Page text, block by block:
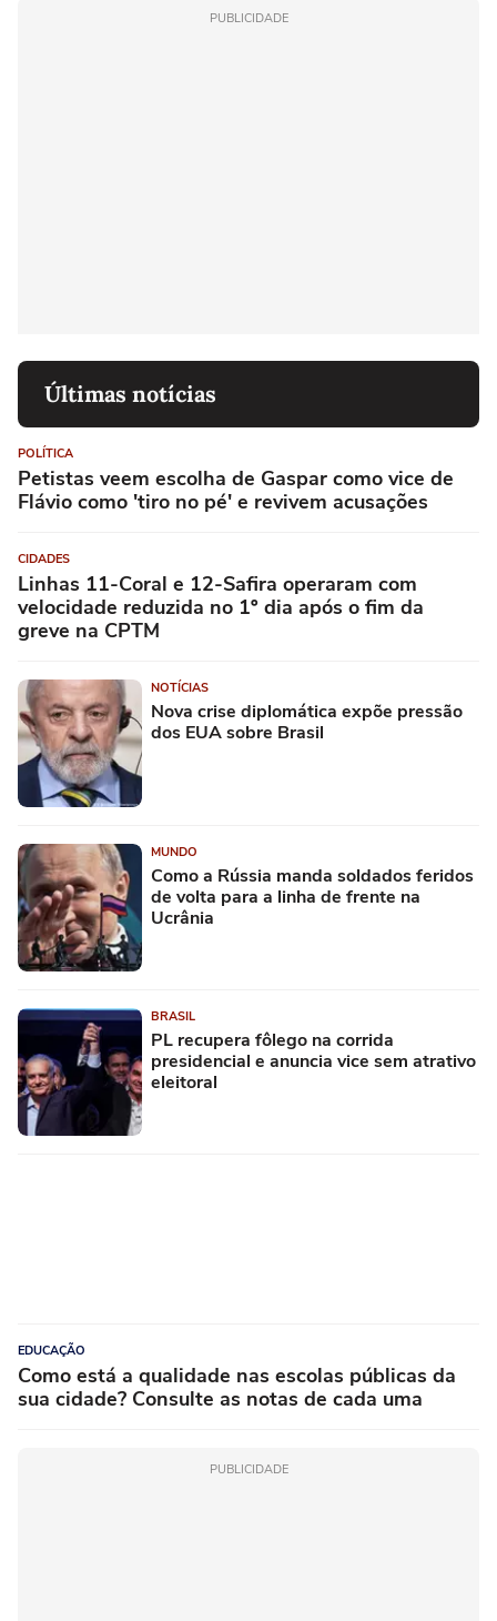
PUBLICIDADE
Últimas notícias
POLÍTICA
Petistas veem escolha de Gaspar como vice de
Flávio como 'tiro no pé' e revivem acusações
CIDADES
Linhas 11-Coral e 12-Safira operaram com
velocidade reduzida no 1º dia após o fim da
greve na CPTM
NOTÍCIAS
Nova crise diplomática expõe pressão
dos EUA sobre Brasil
MUNDO
Como a Rússia manda soldados feridos
de volta para a linha de frente na
Ucrânia
BRASIL
PL recupera fôlego na corrida
presidencial e anuncia vice sem atrativo
eleitoral
EDUCAÇÃO
Como está a qualidade nas escolas públicas da
sua cidade? Consulte as notas de cada uma
PUBLICIDADE